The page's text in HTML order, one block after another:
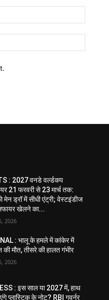
: 2027 वनडे वर्ल्डकप
21 फरवरी से 23 मार्च तक:
मेन ड्रॉ में सीधी एंट्री; वेस्टइंडीज
खेलने का...
2026
: भालू के हमले में कांकेर में
की मौत, तीसरे की हालत गंभीर
2026
: इस साल या 2027 में, हाथ
प्लास्टिक के नोट? RBI गवर्नर